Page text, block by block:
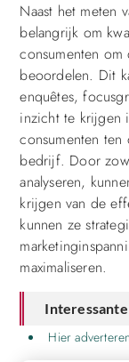
Naast het meten
belangrijk om
consumenten
beoordelen. Dit
enquêtes,
inzicht te krijgen
consumenten
bedrijf. Door
analyseren,
krijgen van de
kunnen ze
maximaliseren.
Hier